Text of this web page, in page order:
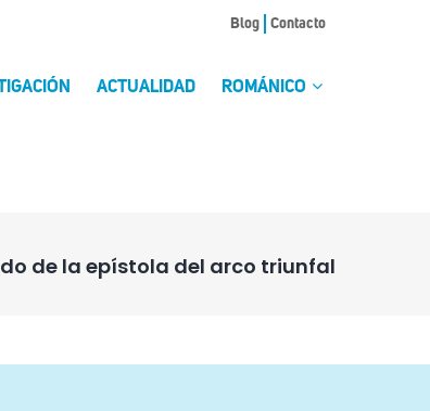
Blog Contacto
ACTUALIDAD ROMÁNICO
de la epístola del arco triunfal